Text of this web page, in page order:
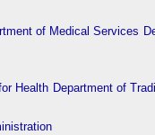
of Medical Services
Health Department of